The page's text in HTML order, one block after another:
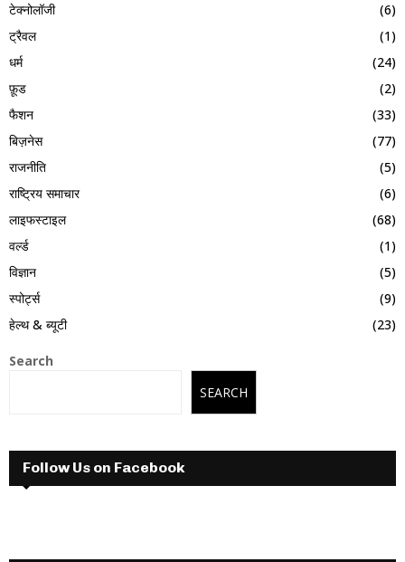
टेक्नोलॉजी
(6)
ट्रैवल
(1)
धर्म
(24)
फ़ूड
(2)
फैशन
(33)
बिज़नेस
(77)
राजनीति
(5)
राष्ट्रिय समाचार
(6)
लाइफस्टाइल
(68)
वर्ल्ड
(1)
विज्ञान
(5)
स्पोर्ट्स
(9)
हेल्थ & ब्यूटी
(23)
Search
SEARCH
Follow Us on Facebook